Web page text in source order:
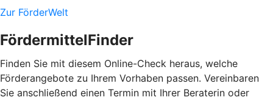
Zur FörderWelt
FördermittelFinder
Finden Sie mit diesem Online-Check heraus, welche
Förderangebote zu Ihrem Vorhaben passen. Vereinbaren
Sie anschließend einen Termin mit Ihrer Beraterin oder